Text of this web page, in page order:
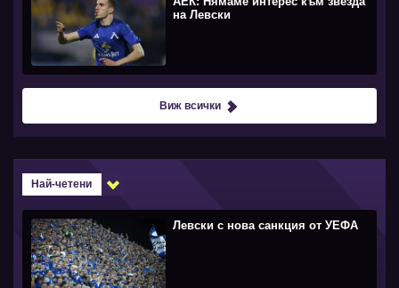
на Левски
Виж всички
Най-четени
Левски с нова санкция от УЕФА